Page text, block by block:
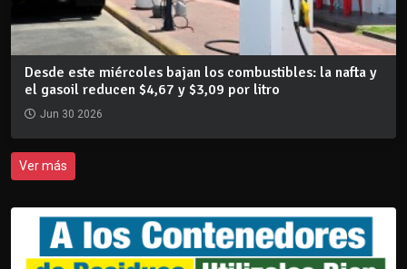
Desde este miércoles bajan los combustibles: la nafta y
el gasoil reducen $4,67 y $3,09 por litro
Jun 30 2026
Ver más